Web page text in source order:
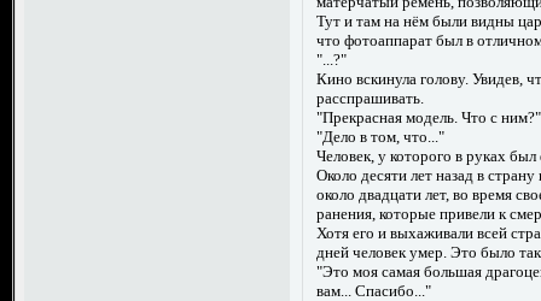
Тут и там на нём были видны
что фотоаппарат был в
"...?"
Кино вскинула голову. Увидев,
расспрашивать.
"Прекрасная модель. Что с
"Дело в том, что..."
Человек, у которого в руках
Около десяти лет назад в
около двадцати лет, во время
ранения, которые привели к
Хотя его и выхаживали всей
дней человек умер. Это было
"Это моя самая большая
вам... Спасибо..."